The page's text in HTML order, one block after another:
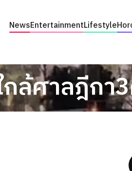
NewsEntertainmentLifestyle
ล้ศาลฎีกา